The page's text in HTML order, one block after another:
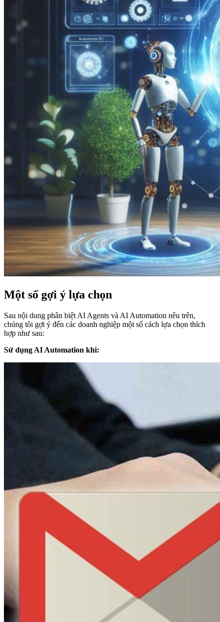
Một số gợi ý lựa chọn
Sau nội dung phân biệt AI Agents và AI Automation nêu trên,
chúng tôi gợi ý đến các doanh nghiệp một số cách lựa chọn thích
hợp như sau:
Sử dụng AI Automation khi: